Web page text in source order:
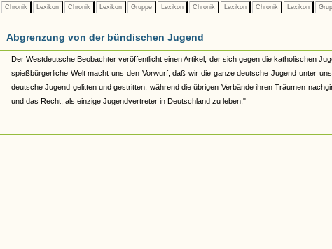
Chronik Lexikon Chronik Lexikon Gruppe Lexikon Chronik Lexikon Chronik Lexikon
Abgrenzung von der bündischen Jugend
Der Westdeutsche Beobachter veröffentlicht einen Artikel, der sich gegen die katholischen
spießbürgerliche Welt macht uns den Vorwurf, daß wir die ganze deutsche Jugend unter
deutsche Jugend gelitten und gestritten, während die übrigen Verbände ihren Träumen
und das Recht, als einzige Jugendvertreter in Deutschland zu leben."